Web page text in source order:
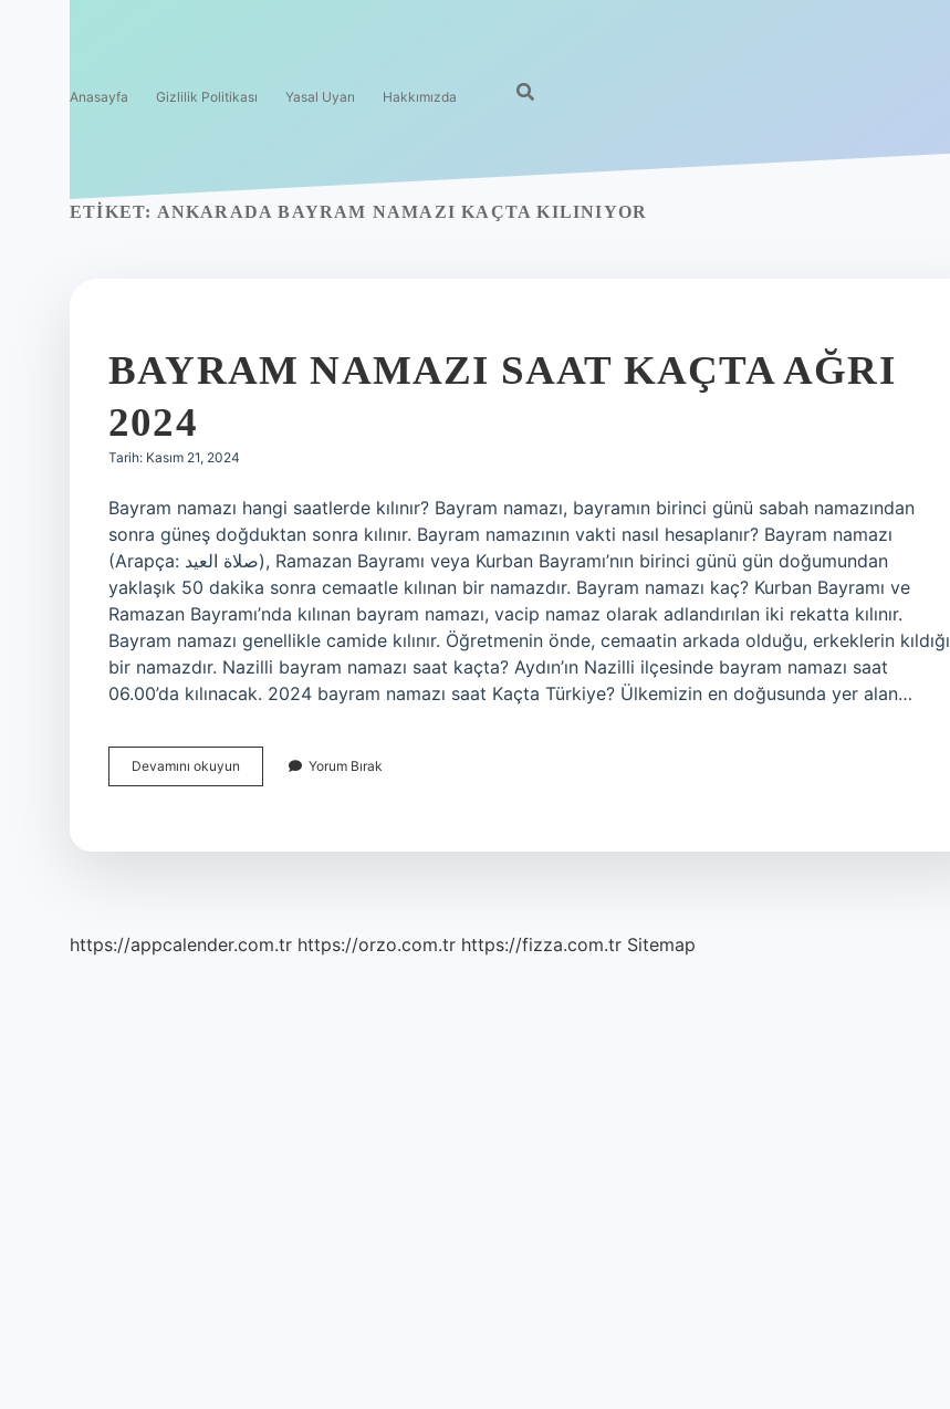
Anasayfa Gizlilik Politikası Yasal Uyarı Hakkımızda
ETIKET: ANKARADA BAYRAM NAMAZI KAÇTA KILINIYOR
BAYRAM NAMAZI SAAT KAÇTA AĞRI
2024
Tarih: Kasım 21, 2024
Bayram namazı hangi saatlerde kılınır? Bayram namazı, bayramın birinci günü sabah namazından
sonra güneş doğduktan sonra kılınır. Bayram namazının vakti nasıl hesaplanır? Bayram namazı
(Arapça: صلاة العيد), Ramazan Bayramı veya Kurban Bayramı’nın birinci günü gün doğumundan
yaklaşık 50 dakika sonra cemaatle kılınan bir namazdır. Bayram namazı kaç? Kurban Bayramı ve
Ramazan Bayramı’nda kılınan bayram namazı, vacip namaz olarak adlandırılan iki rekatta kılınır.
Bayram namazı genellikle camide kılınır. Öğretmenin önde, cemaatin arkada olduğu, erkeklerin kıldığı
bir namazdır. Nazilli bayram namazı saat kaçta? Aydın’ın Nazilli ilçesinde bayram namazı saat
06.00’da kılınacak. 2024 bayram namazı saat Kaçta Türkiye? Ülkemizin en doğusunda yer alan…
Devamını okuyun
Namazı
Yorum Bırak
https://appcalender.com.tr https://orzo.com.tr https://fizza.com.tr Sitemap